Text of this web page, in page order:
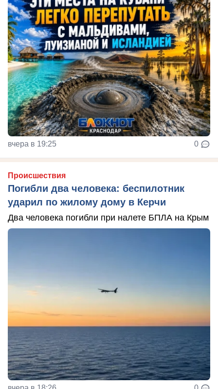
вчера в 19:25 0
Происшествия
Погибли два человека: беспилотник
ударил по жилому дому в Керчи
Два человека погибли при налете БПЛА на Крым